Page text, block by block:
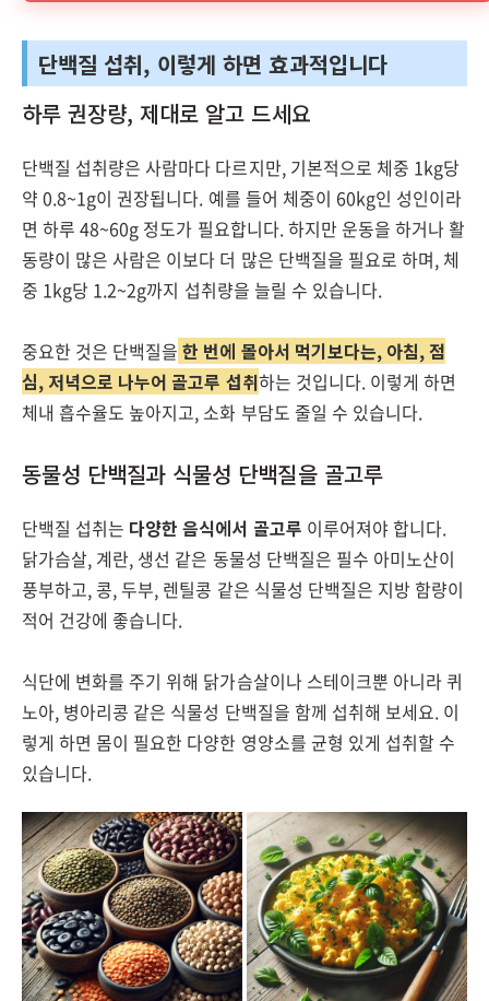
단백질 섭취, 이렇게 하면 효과적입니다
하루 권장량, 제대로 알고 드세요
단백질 섭취량은 사람마다 다르지만, 기본적으로 체중 1kg당
약 0.8~1g이 권장됩니다. 예를 들어 체중이 60kg인 성인이라
면 하루 48~60g 정도가 필요합니다. 하지만 운동을 하거나 활
동량이 많은 사람은 이보다 더 많은 단백질을 필요로 하며, 체
중 1kg당 1.2~2g까지 섭취량을 늘릴 수 있습니다.
중요한 것은 단백질을 한 번에 몰아서 먹기보다는, 아침, 점
심, 저녁으로 나누어 골고루 섭취하는 것입니다. 이렇게 하면
체내 흡수율도 높아지고, 소화 부담도 줄일 수 있습니다.
동물성 단백질과 식물성 단백질을 골고루
단백질 섭취는 다양한 음식에서 골고루 이루어져야 합니다.
닭가슴살, 계란, 생선 같은 동물성 단백질은 필수 아미노산이
풍부하고, 콩, 두부, 렌틸콩 같은 식물성 단백질은 지방 함량이
적어 건강에 좋습니다.
식단에 변화를 주기 위해 닭가슴살이나 스테이크뿐 아니라 퀴
노아, 병아리콩 같은 식물성 단백질을 함께 섭취해 보세요. 이
렇게 하면 몸이 필요한 다양한 영양소를 균형 있게 섭취할 수
있습니다.